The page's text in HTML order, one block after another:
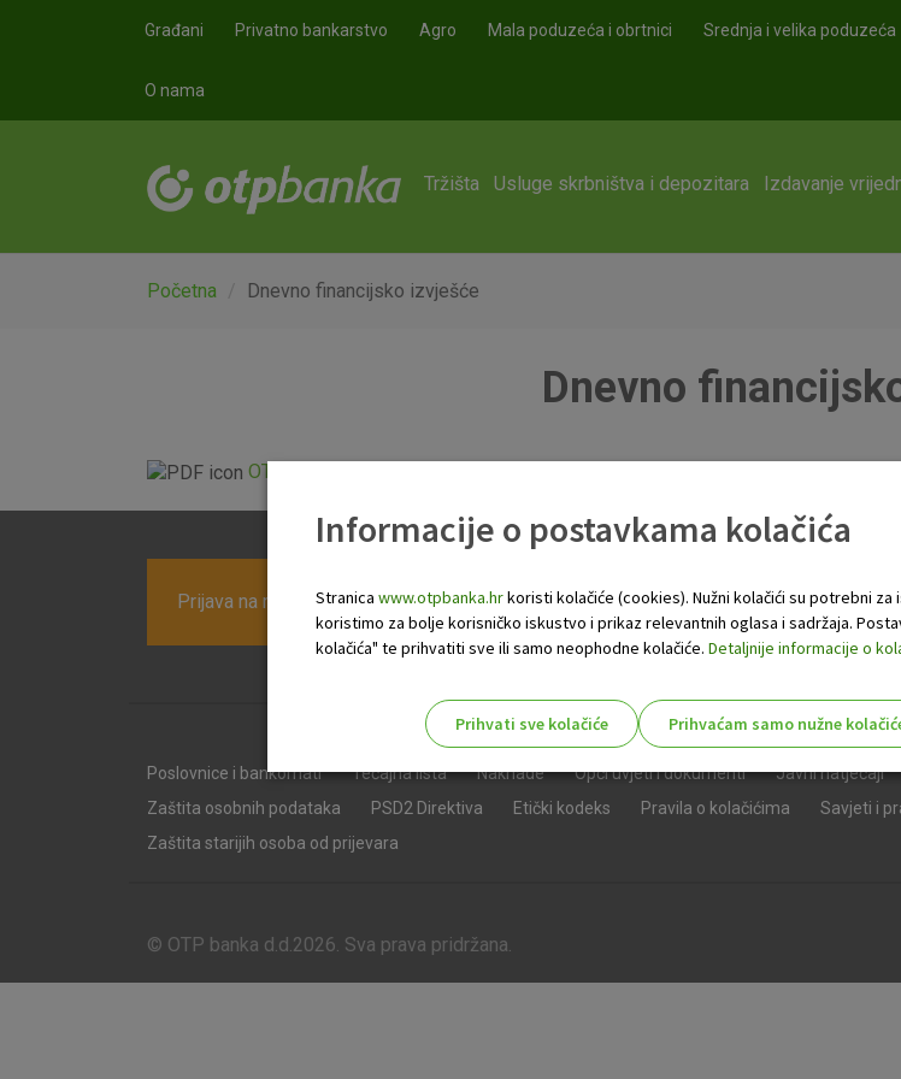
Građani Privatno bankarstvo Agro Mala poduzeća i obrtnici Srednja i velika poduzeća
O nama
Tržišta Usluge skrbništva i depozitara Izdavanje
Početna Dnevno financijsko izvješće
Dnevno
OTP Dnevno financijsko izvješće.pdf
Prijava na newsletter OTP banke
Poslovnice i bankomati Tečajna lista Naknade Opći uvjeti i dokumenti Javni natječaji
Zaštita osobnih podataka
PSD2 Direktiva Etički kodeks Pravila o kolačićima
Savjeti i
Zaštita starijih osoba od prijevara
© OTP banka d.d.2026. Sva prava pridržana.
Informacije o postavkama kolačića
Stranica www.otpbanka.hrkoristi kolačiće (cookies). Nužni kolačići su potrebni
koristimo za bolje korisničko iskustvo i prikaz relevantnih oglasa i sadržaja.
kolačića" te prihvatiti sve ili samo neophodne kolačiće. Detaljnije informacije o
Prihvati sve kolačiće Prihvaćam samo nužne